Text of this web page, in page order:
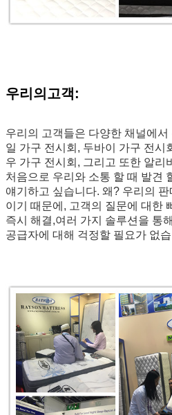
우리의 고객:
우리의 고객들은 다양한 채널에서
일 가구 전시회, 두바이 가구 전시
우 가구 전시회, 그리고 또한 알리
처음으로 우리와 소통 할 때 발견
얘기하고 싶습니다. 왜? 우리의
이기 때문에, 고객의 질문에 대한
즉시 해결,여러 가지 솔루션을 통
공급자에 대해 걱정할 필요가 없